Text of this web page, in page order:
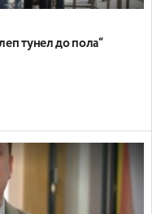
тунел до пола“